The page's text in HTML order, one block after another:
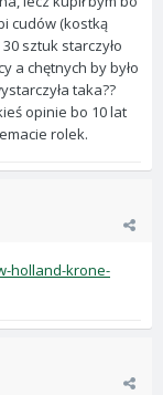
cudów (kostką
sztuk starczyło
a chętnych by było
taka??
opinie bo 10 lat
rolek.
holland-krone-